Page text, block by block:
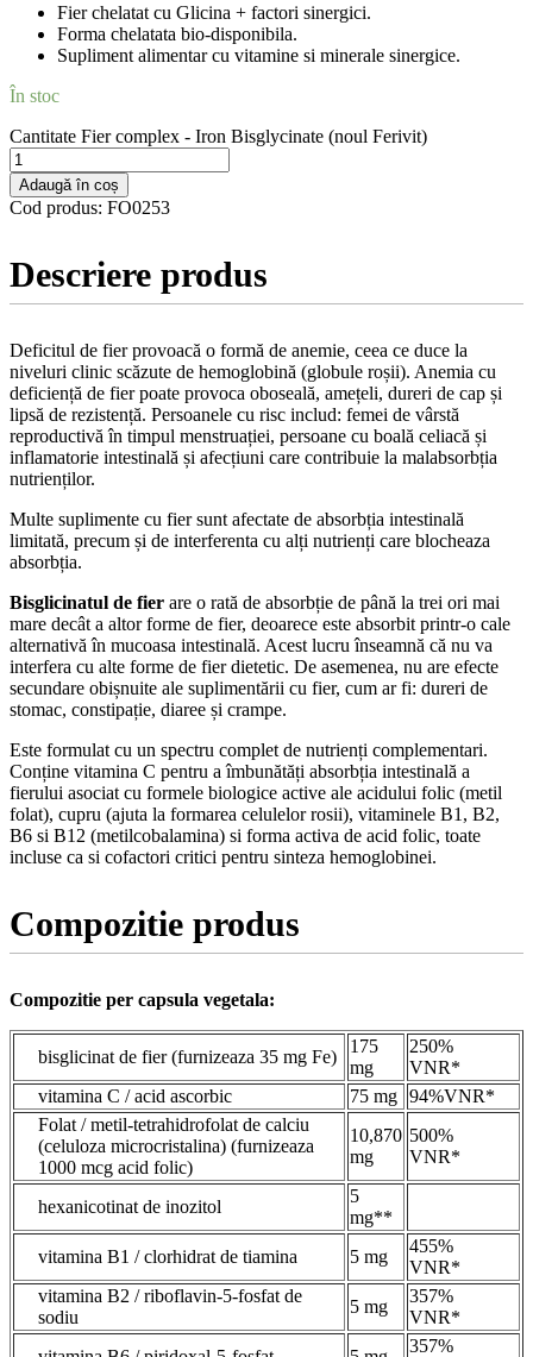
Fier chelatat cu Glicina + factori sinergici.
Forma chelatata bio-disponibila.
Supliment alimentar cu vitamine si minerale sinergice.
În stoc
Cantitate Fier complex - Iron Bisglycinate (noul Ferivit)
Adaugă în coș
Cod produs: FO0253
Descriere produs
Deficitul de fier provoacă o formă de anemie, ceea ce duce la
niveluri clinic scăzute de hemoglobină (globule roșii). Anemia cu
deficiență de fier poate provoca oboseală, amețeli, dureri de cap și
lipsă de rezistență. Persoanele cu risc includ: femei de vârstă
reproductivă în timpul menstruației, persoane cu boală celiacă și
inflamatorie intestinală și afecțiuni care contribuie la malabsorbția
nutrienților.
Multe suplimente cu fier sunt afectate de absorbția intestinală
limitată, precum și de interferenta cu alți nutrienți care blocheaza
absorbția.
Bisglicinatul de fier are o rată de absorbție de până la trei ori mai
mare decât a altor forme de fier, deoarece este absorbit printr-o cale
alternativă în mucoasa intestinală. Acest lucru înseamnă că nu va
interfera cu alte forme de fier dietetic. De asemenea, nu are efecte
secundare obișnuite ale suplimentării cu fier, cum ar fi: dureri de
stomac, constipație, diaree și crampe.
Este formulat cu un spectru complet de nutrienți complementari.
Conține vitamina C pentru a îmbunătăți absorbția intestinală a
fierului asociat cu formele biologice active ale acidului folic (metil
folat), cupru (ajuta la formarea celulelor rosii), vitaminele B1, B2,
B6 si B12 (metilcobalamina) si forma activa de acid folic, toate
incluse ca si cofactori critici pentru sinteza hemoglobinei.
Compozitie produs
Compozitie per capsula vegetala:
bisglicinat de fier (furnizeaza 35 mg Fe)
175
mg
250%
VNR*
vitamina C / acid ascorbic
75 mg 94%VNR*
Folat / metil-tetrahidrofolat de calciu
(celuloza microcristalina) (furnizeaza
1000 mcg acid folic)
10,870
mg
500%
VNR*
hexanicotinat de inozitol
5
mg**
vitamina B1 / clorhidrat de tiamina
5 mg
455%
VNR*
vitamina B2 / riboflavin-5-fosfat de
sodiu
5 mg
357%
VNR*
357%